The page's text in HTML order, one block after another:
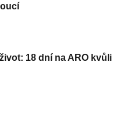
18 dní na ARO kvůli